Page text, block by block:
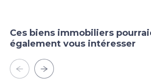
Ces biens immobiliers
également vous intéresser